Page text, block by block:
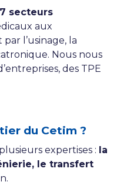
secteurs
aux
l’usinage, la
Nous nous
des TPE
du Cetim ?
expertises : la
le transfert